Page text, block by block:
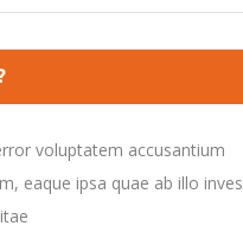
voluptatem accusantium
eaque ipsa quae ab illo inves